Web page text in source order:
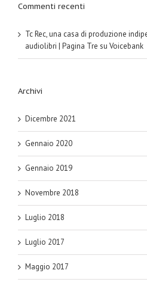
Commenti recenti
Tc Rec, una casa di produzione
audiolibri | Pagina Tre su Voicebank
Archivi
Dicembre 2021
Gennaio 2020
Gennaio 2019
Novembre 2018
Luglio 2018
Luglio 2017
Maggio 2017